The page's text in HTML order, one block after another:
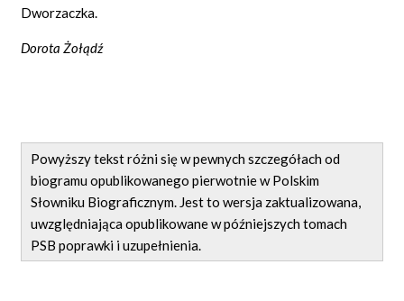
Dworzaczka.
Dorota Żołądź
Powyższy tekst różni się w pewnych szczegółach od
biogramu opublikowanego pierwotnie w Polskim
Słowniku Biograficznym. Jest to wersja zaktualizowana,
uwzględniająca opublikowane w późniejszych tomach
PSB poprawki i uzupełnienia.